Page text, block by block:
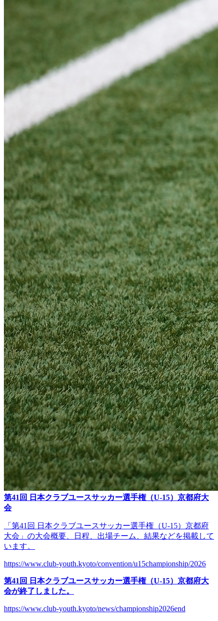
第41回 日本クラブユースサッカー選手権（U-15）京都府大
会
「第41回 日本クラブユースサッカー選手権（U-15）京都府
大会」の大会概要、日程、出場チーム、結果などを掲載して
います。
https://www.club-youth.kyoto/convention/u15championship/2026
第41回 日本クラブユースサッカー選手権（U-15）京都府大
会が終了しました。
https://www.club-youth.kyoto/news/championship2026end